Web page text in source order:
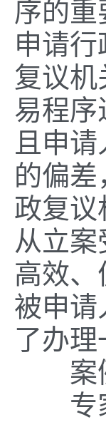
序的重
申请
复议
易程序
且申
的偏
政复议
从立
高效
被申请
了办
案
专